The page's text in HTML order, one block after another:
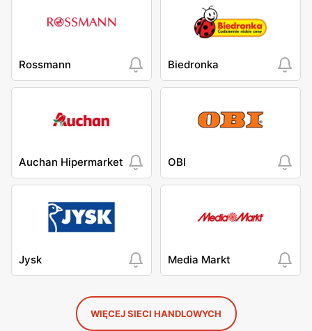
Rossmann Biedronka
Auchan Hipermarket OBI
Jysk Media Markt
WIĘCEJ SIECI HANDLOWYCH